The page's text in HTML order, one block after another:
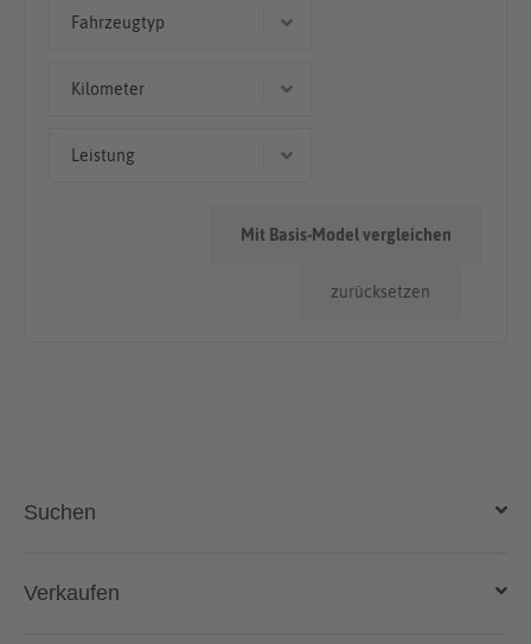
Fahrzeugtyp
Kilometer
Leistung
zurücksetzen
Mit Basis-Model vergleichen
Suchen
Auto kaufen
Verkaufen